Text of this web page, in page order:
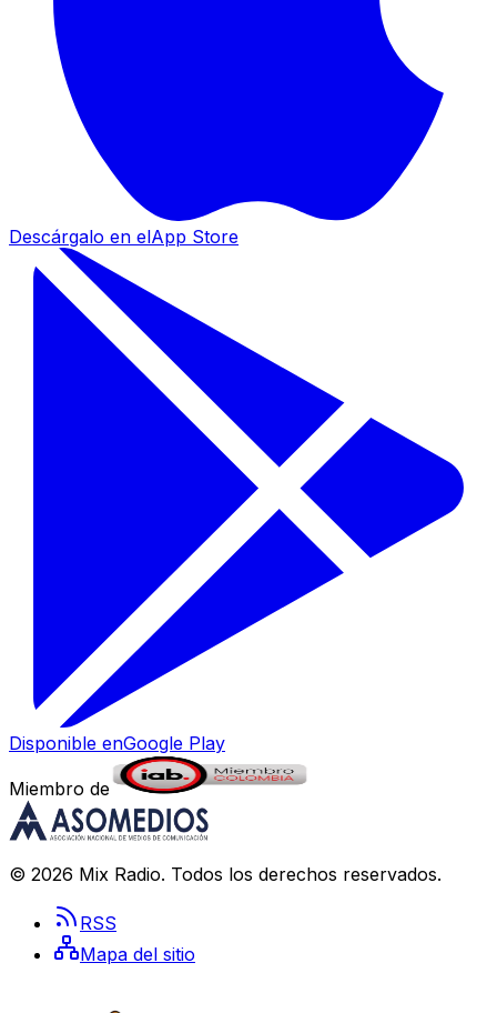
Descárgalo en elApp Store
Disponible enGoogle Play
Miembro de
© 2026 Mix Radio. Todos los derechos reservados.
RSS
Mapa del sitio